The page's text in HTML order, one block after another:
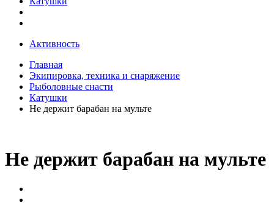
Активность
Главная
Экипировка, техника и снаряжение
Рыболовные снасти
Катушки
Не держит барабан на мульте
Не держит барабан на мульте